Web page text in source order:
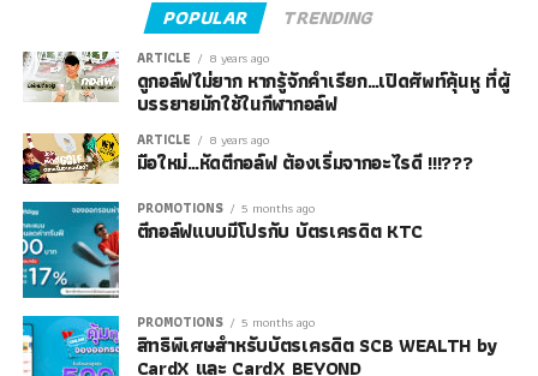
POPULAR TRENDING
ARTICLE 8 years ago
ดูกอล์ฟไม่ยาก หากรู้จักคำเรียก…เปิดศัพท์คุ้นหู ที่ผู้
บรรยายมักใช้ในกีฬากอล์ฟ
ARTICLE 8 years ago
มือใหม่…หัดตีกอล์ฟ ต้องเริ่มจากอะไรดี !!!???
PROMOTIONS 5 months ago
ตีกอล์ฟแบบมีโปรกับ บัตรเครดิต KTC
PROMOTIONS 5 months ago
สิทธิพิเศษสำหรับบัตรเครดิต SCB WEALTH by
CardX และ CardX BEYOND